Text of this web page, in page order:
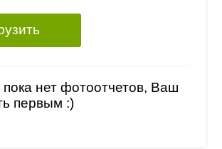
нет фотоотчетов, Ваш
первым :)